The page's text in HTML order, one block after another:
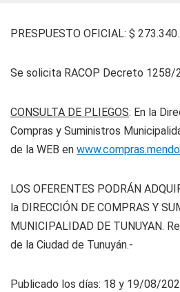
PRESPUESTO OFICIAL: $
Se solicita RACOP Decreto 1258/
CONSULTA DE PLIEGOS: En la
Compras y Suministros
de la WEB en
LOS OFERENTES PODRÁN
la DIRECCIÓN DE COMPRAS Y
MUNICIPALIDAD DE TUNUYAN.
de la Ciudad de Tunuyán.-
Publicado los días: 18 y 19/08/